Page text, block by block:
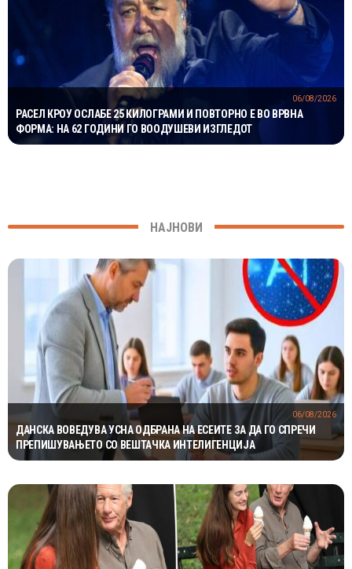
РАСЕЛ КРОУ ОСЛАБЕ 25 КИЛОГРАМИ И ПОВТОРНО Е ВО ВРВНА
ФОРМА: НА 62 ГОДИНИ ГО ВООДУШЕВИ ИЗГЛЕДОТ
06/08/2026
НАЈНОВИ
ДАНСКА ВОВЕДУВА УСНА ОДБРАНА НА ЕСЕИТЕ ЗА ДА ГО СПРЕЧИ
ПРЕПИШУВАЊЕТО СО ВЕШТАЧКА ИНТЕЛИГЕНЦИЈА
06/08/2026